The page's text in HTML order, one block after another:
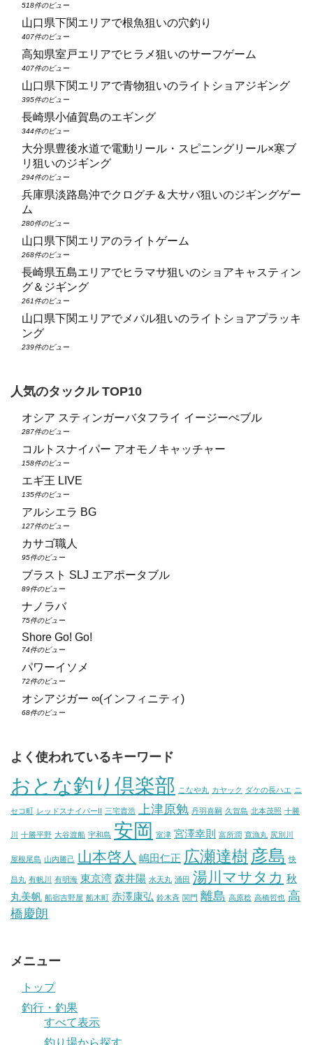
518件のビュー
山口県下関エリアで根魚狙いの穴釣り
407件のビュー
高知県室戸エリアでヒラメ狙いのサーフゲーム
407件のビュー
山口県下関エリアで青物狙いのライトショアジギング
395件のビュー
長崎県小値賀島のエギング
344件のビュー
大分県豊後水道で電動リール・スピニングリール×寒ブ
リ狙いのジギング
294件のビュー
兵庫県淡路島沖でクログチ＆大サバ狙いのジギングゲー
ム
280件のビュー
山口県下関エリアのライトゲーム
268件のビュー
長崎県五島エリアでヒラマサ狙いのショアキャスティン
グ＆ジギング
261件のビュー
山口県下関エリアでメバル狙いのライトショアプラッキ
ング
239件のビュー
人気のタックル TOP10
オシア スティンガーバタフライ イージーぺブル
287件のビュー
コルトスナイパー アオモノキャッチャー
158件のビュー
エギ王 LIVE
135件のビュー
アルシエラ BG
127件のビュー
カサゴ職人
95件のビュー
ブラスト SLJ エアポータブル
89件のビュー
ナノラバ
75件のビュー
Shore Go! Go!
74件のビュー
パワーイソメ
72件のビュー
オシアジガー ∞(インフィニティ)
68件のビュー
よく使われているキーワード
おとな釣り倶楽部 こなや丸 カヤック ダケの長ハエ ニ
セコ町 レッドスナイパーII 三宅貴浩 上津原勉 丹羽喜嗣 久賀島 北本茂照 十勝
川 十勝平野 大谷渡船 宇和島 安岡 室津 宮澤幸則 富所潤 寛漁丸 尻別川
屋根尾島 山内勝己 山本啓人 嶋田仁正 広瀬達樹 彦島 快
昌丸 有帆川 有明海 東京湾 森井陽 水天丸 涌田 湯川マサタカ 秋
丸美帆 船宿吉野屋 船木町 赤澤康弘 鈴木斉 関門 離島 高原稔 高橋哲也 高
橋慶朗
メニュー
トップ
釣行・釣果
すべて表示
釣り場から探す